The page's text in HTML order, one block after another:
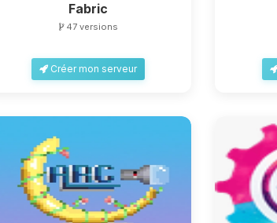
Fabric
47 versions
Créer mon serveur